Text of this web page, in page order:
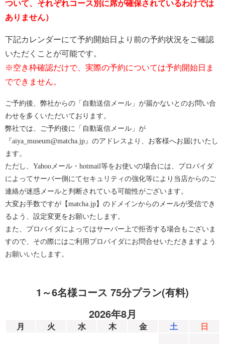
ついて、それぞれコース別に席が確保されているわけでは
ありません）
下記カレンダーにて予約開始日より前の予約状況をご確認
いただくことが可能です。
※空き枠確認だけで、実際の予約については予約開始日ま
でできません。
ご予約後、弊社からの「自動送信メール」が届かないとのお問い合
わせを多くいただいております。
弊社では、ご予約後に「自動返信メール」が
『aiya_museum@matcha.jp』のアドレスより、お客様へお届けいたし
ます。
ただし、Yahooメール・hotmail等をお使いの場合には、プロバイダ
によってサーバー側にてセキュリティの強化等により当店からのご
連絡が迷惑メールと判断されている可能性がございます。
大変お手数ですが【matcha.jp】のドメインからのメールが受信でき
るよう、設定変更をお願いたします。
また、プロバイダによってはサーバー上で拒否する場合もございま
すので、その際にはご利用プロバイダにお問合せいただきますよう
お願いいたします。
1～6名様コース 75分プラン(有料)
2026年8月
月 火 水 木 金 土 日